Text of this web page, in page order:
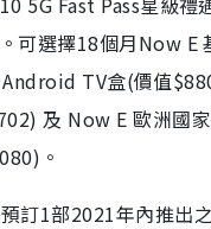
可選擇18個月Now E
TV盒(價值
及 Now E 歐洲國
。
訂1部2021年內推出